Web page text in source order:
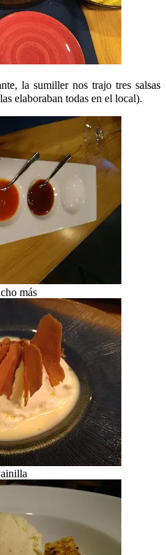
la sumiller nos trajo tres salsas
elaboraban todas en el local).
más